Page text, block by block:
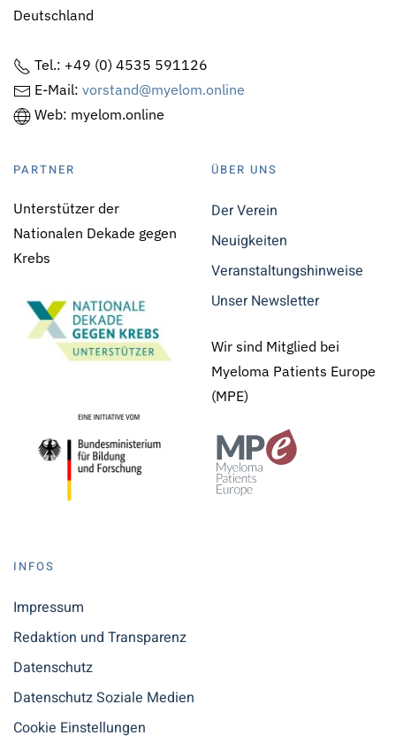
Deutschland
Tel.: +49 (0) 4535 591126
E-Mail: vorstand@myelom.online
Web: myelom.online
PARTNER
Unterstützer der
Nationalen Dekade gegen
Krebs
ÜBER UNS
Der Verein
Neuigkeiten
Veranstaltungshinweise
Unser Newsletter
Wir sind Mitglied bei
Myeloma Patients Europe
(MPE)
INFOS
Impressum
Redaktion und Transparenz
Datenschutz
Datenschutz Soziale Medien
Cookie Einstellungen